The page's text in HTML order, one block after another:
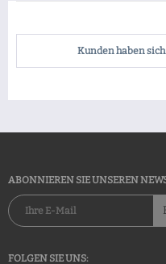
Kunden haben
ABONNIEREN SIE UNSEREN
FOLGEN SIE UNS: